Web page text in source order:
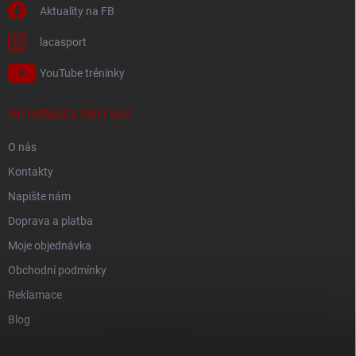
Aktuality na FB
lacasport
YouTube tréninky
INFORMACE PRO VÁS
O nás
Kontakty
Napište nám
Doprava a platba
Moje objednávka
Obchodní podmínky
Reklamace
Blog